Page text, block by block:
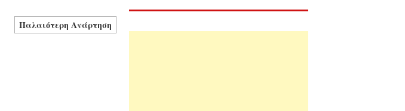
Παλαιότερη Ανάρτηση